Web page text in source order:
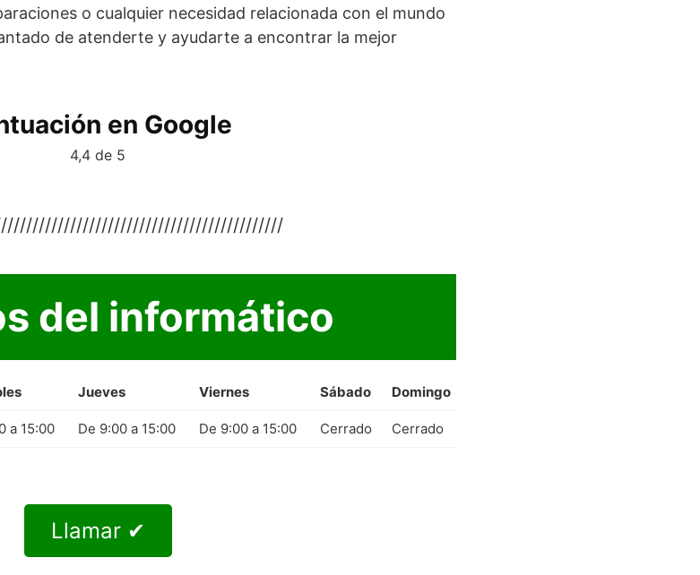
o cualquier necesidad relacionada con el mundo
de atenderte y ayudarte a encontrar la mejor
en Google
4,4 de 5
del informático
Jueves Viernes Sábado Domingo
a 15:00 De 9:00 a 15:00 De 9:00 a 15:00 Cerrado Cerrado
Llamar ✔